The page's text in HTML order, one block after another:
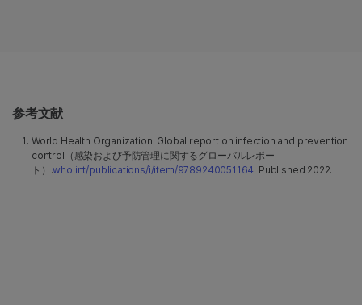
参考文献
World Health Organization. Global report on infection and prevention
control（感染および予防管理に関するグローバルレポー
ト）.who.int/publications/i/item/9789240051164. Published 2022.